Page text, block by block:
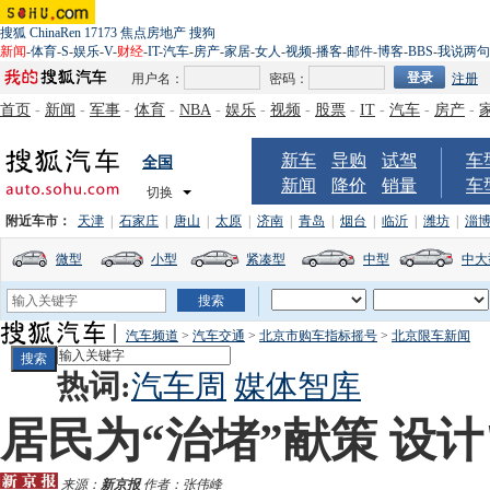
搜狐 ChinaRen 17173 焦点房地产 搜狗
新闻-体育-S-娱乐-V-财经-IT-汽车-房产-家居-女人-视频-播客-邮件-博客-BBS-我说两句
用户名：
密码： 注册
首页 - 新闻 - 军事 - 体育 - NBA - 娱乐 - 视频 - 股票 - IT - 汽车 - 房产 -
全国
切换
新车 导购
试驾
新闻
降价 销量
车
车
附近车市： 天津 石家庄 唐山 太原 济南 青岛 烟台 临沂 潍坊 淄博
微型 小型 紧凑型 中型 中
汽车频道 > 汽车交通 > 北京市购车指标摇号 > 北京限车新闻
热词:汽车周 媒体智库
居民为“治堵”献策 设
来源：新京报作者：张伟峰